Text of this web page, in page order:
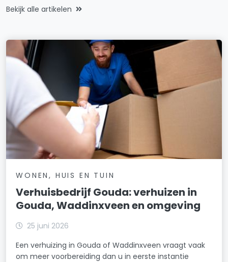
Bekijk alle artikelen
WONEN, HUIS EN TUIN
Verhuisbedrijf Gouda: verhuizen in
Gouda, Waddinxveen en omgeving
25 juni 2026
Een verhuizing in Gouda of Waddinxveen vraagt vaak
om meer voorbereiding dan u in eerste instantie